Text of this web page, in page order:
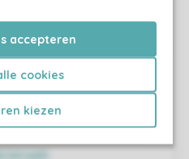
accepteren
cookies
kiezen